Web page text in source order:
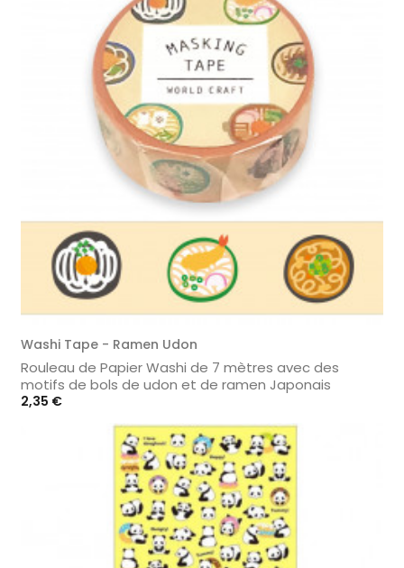
Washi Tape - Ramen Udon
Rouleau de Papier Washi de 7 mètres avec des
motifs de bols de udon et de ramen Japonais
Prix
2,35 €